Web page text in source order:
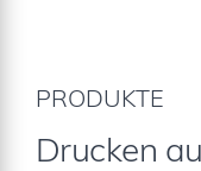
PRODUKTE
Drucken